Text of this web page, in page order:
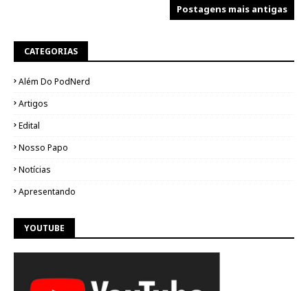
Postagens mais antigas
CATEGORIAS
Além Do PodNerd
Artigos
Edital
Nosso Papo
Notícias
Apresentando
YOUTUBE